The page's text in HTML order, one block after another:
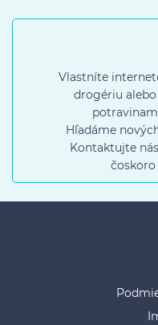
Vlastníte
drogériu
Hľadáme
Kontaktujte
čoskoro